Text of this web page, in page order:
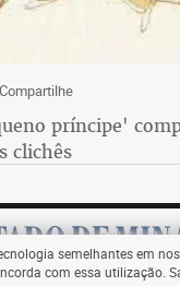
príncipe'
clichês
semelhantes em
com essa utilização.